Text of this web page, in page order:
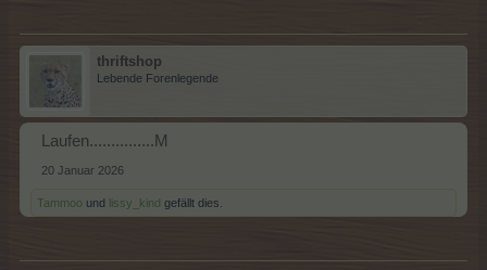
thriftshop
Lebende Forenlegende
Laufen...............M
20 Januar 2026
Tammoo und lissy_kind gefällt dies.